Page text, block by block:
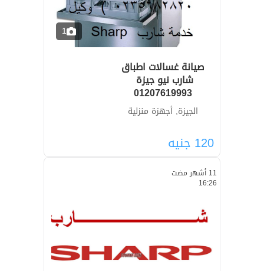
1
صيانة غسالات اطباق
01207619993
الجيزة, أجهزة منزلية
120 جنيه
11 أشهر مضت
16:26